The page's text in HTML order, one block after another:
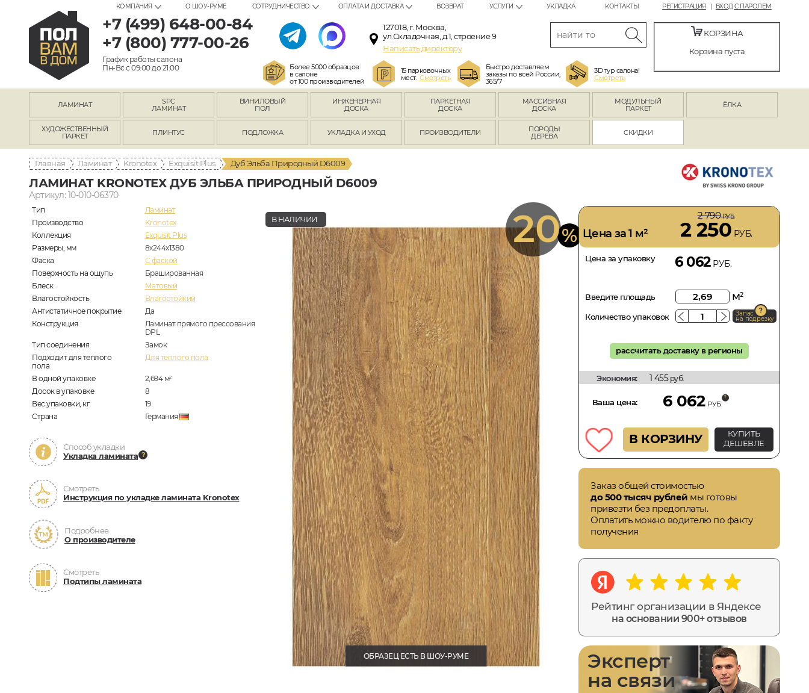
РЕГИСТРАЦИЯ ВХОД С ПАРОЛЕМ
КОМПАНИЯ О ШОУ-РУМЕ СОТРУДНИЧЕСТВО ОПЛАТА И ДОСТАВКА ВОЗВРАТ УСЛУГИ УКЛАДКА КОНТАКТЫ
+7 (499) 648-00-84
+7 (800) 777-00-26
График работы салона
Пн-Вс с 09:00 до 21:00
127018, г. Москва,
ул.Складочная, д.1, строение 9
Написать директору
Более 5000 образцов
в салоне
от 100 производителей
15 парковочных
мест.Смотреть
Быстро доставляем
заказы по всей России,
365/7
3D тур салона!
Смотреть
КОРЗИНА
Корзина пуста
ЛАМИНАТ
SPC
ЛАМИНАТ
ВИНИЛОВЫЙ
ПОЛ
ИНЖЕНЕРНАЯ
ДОСКА
ПАРКЕТНАЯ
ДОСКА
МАССИВНАЯ
ДОСКА
МОДУЛЬНЫЙ
ПАРКЕТ
ЁЛКА
ХУДОЖЕСТВЕННЫЙ
ПАРКЕТ
ПЛИНТУС ПОДЛОЖКА УКЛАДКА И УХОД ПРОИЗВОДИТЕЛИ
ПОРОДЫ
ДЕРЕВА
СКИДКИ
Главная Ламинат Kronotex Exquisit Plus Дуб Эльба Природный D6009
ЛАМИНАТ KRONOTEX ДУБ ЭЛЬБА ПРИРОДНЫЙ D6009
Артикул: 10-010-06370
Тип
Ламинат
Производство
Kronotex
Коллекция
Exquisit Plus
Размеры, мм
8х244х1380
Фаска
C фаской
Поверхность на ощупь
Брашированная
Блеск
Матовый
Влагостойкость
Влагостойкий
Антистатичное покрытие
Да
Конструкция
Ламинат прямого прессования
DPL
Тип соединения
Замок
Подходит для теплого
пола
Для теплого пола
В одной упаковке 2,694 м2
Досок в упаковке
8
Вес упаковки, кг
19
Страна
Германия
Способ укладки
Укладка ламината
Смотреть
Инструкция по укладке ламината Kronotex
Подробнее
О производителе
Смотреть
Подтипы ламината
20%
В НАЛИЧИИ
ОБРАЗЕЦ ЕСТЬ В ШОУ-РУМЕ
Цена за 1 м²
2 790РУБ.
2 250 РУБ.
Цена за упаковку 6 062РУБ.
Введите площадь м2
Количество упаковок Запас
на подрезку
рассчитать доставку в регионы
Экономия: 1 455руб.
Ваша цена: 6 062 РУБ.
В КОРЗИНУ
КУПИТЬ
ДЕШЕВЛЕ
Заказ общей стоимостью
до 500 тысяч рублей мы готовы
привезти без предоплаты.
Оплатить можно водителю по факту
получения
Рейтинг организации в Яндексе
на основании 900+ отзывов
Эксперт
на связи